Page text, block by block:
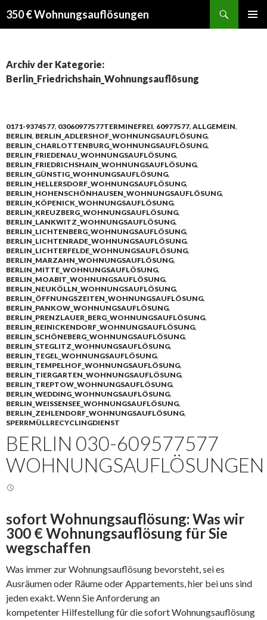
350 € Wohnungsauflösungen
Archiv der Kategorie:
Berlin_Friedrichshain_Wohnungsauflösung
0171-9374577, 03060977577TERMINEFREI, 60977577, ALLGEMEIN,
BERLIN, BERLIN_ADLERSHOF_WOHNUNGSAUFLÖSUNG,
BERLIN_CHARLOTTENBURG_WOHNUNGSAUFLÖSUNG,
BERLIN_FRIEDENAU_WOHNUNGSAUFLÖSUNG,
BERLIN_FRIEDRICHSHAIN_WOHNUNGSAUFLÖSUNG,
BERLIN_GÜNSTIG_WOHNUNGSAUFLÖSUNG,
BERLIN_HELLERSDORF_WOHNUNGSAUFLÖSUNG,
BERLIN_HOHENSCHÖNHAUSEN_WOHNUNGSAUFLÖSUNG,
BERLIN_KÖPENICK_WOHNUNGSAUFLÖSUNG,
BERLIN_KREUZBERG_WOHNUNGSAUFLÖSUNG,
BERLIN_LANKWITZ_WOHNUNGSAUFLÖSUNG,
BERLIN_LICHTENBERG_WOHNUNGSAUFLÖSUNG,
BERLIN_LICHTENRADE_WOHNUNGSAUFLÖSUNG,
BERLIN_LICHTERFELDE_WOHNUNGSAUFLÖSUNG,
BERLIN_MARZAHN_WOHNUNGSAUFLÖSUNG,
BERLIN_MITTE_WOHNUNGSAUFLÖSUNG,
BERLIN_MOABIT_WOHNUNGSAUFLÖSUNG,
BERLIN_NEUKÖLLN_WOHNUNGSAUFLÖSUNG,
BERLIN_ÖFFNUNGSZEITEN_WOHNUNGSAUFLÖSUNG,
BERLIN_PANKOW_WOHNUNGSAUFLÖSUNG,
BERLIN_PRENZLAUER_BERG_WOHNUNGSAUFLÖSUNG,
BERLIN_REINICKENDORF_WOHNUNGSAUFLÖSUNG,
BERLIN_SCHÖNEBERG_WOHNUNGSAUFLÖSUNG,
BERLIN_STEGLITZ_WOHNUNGSAUFLÖSUNG,
BERLIN_TEGEL_WOHNUNGSAUFLÖSUNG,
BERLIN_TEMPELHOF_WOHNUNGSAUFLÖSUNG,
BERLIN_TIERGARTEN_WOHNUNGSAUFLÖSUNG,
BERLIN_TREPTOW_WOHNUNGSAUFLÖSUNG,
BERLIN_WEDDING_WOHNUNGSAUFLÖSUNG,
BERLIN_WEISSENSEE_WOHNUNGSAUFLÖSUNG
,
BERLIN_ZEHLENDORF_WOHNUNGSAUFLÖSUNG,
SPERRMÜLLRECYCLINGDIENST
BERLIN 030-609577577
WOHNUNGSAUFLÖSUNGEN
sofort Wohnungsauflösung: Was wir
300 € Wohnungsauflösung für Sie
wegschaffen
Was immer zur Wohnungsauflösung bevorsteht, sei es
Ausräumen oder Räume oder Appartements, hier bei uns sind
jeden exakt. Wenn Sie Anforderung an
kompetenter Hilfestellung für die sofort Wohnungsauflösung